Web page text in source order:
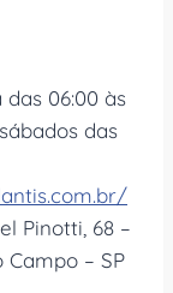
06:00 às
das
Pinotti, 68 –
– SP